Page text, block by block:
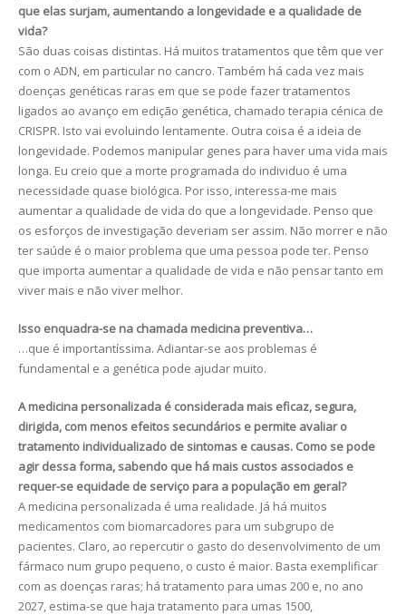
que elas surjam, aumentando a longevidade e a qualidade de
vida?
São duas coisas distintas. Há muitos tratamentos que têm que ver
com o ADN, em particular no cancro. Também há cada vez mais
doenças genéticas raras em que se pode fazer tratamentos
ligados ao avanço em edição genética, chamado terapia cénica de
CRISPR. Isto vai evoluindo lentamente. Outra coisa é a ideia de
longevidade. Podemos manipular genes para haver uma vida mais
longa. Eu creio que a morte programada do individuo é uma
necessidade quase biológica. Por isso, interessa-me mais
aumentar a qualidade de vida do que a longevidade. Penso que
os esforços de investigação deveriam ser assim. Não morrer e não
ter saúde é o maior problema que uma pessoa pode ter. Penso
que importa aumentar a qualidade de vida e não pensar tanto em
viver mais e não viver melhor.
Isso enquadra-se na chamada medicina preventiva…
…que é importantíssima. Adiantar-se aos problemas é
fundamental e a genética pode ajudar muito.
A medicina personalizada é considerada mais eficaz, segura,
dirigida, com menos efeitos secundários e permite avaliar o
tratamento individualizado de sintomas e causas. Como se pode
agir dessa forma, sabendo que há mais custos associados e
requer-se equidade de serviço para a população em geral?
A medicina personalizada é uma realidade. Já há muitos
medicamentos com biomarcadores para um subgrupo de
pacientes. Claro, ao repercutir o gasto do desenvolvimento de um
fármaco num grupo pequeno, o custo é maior. Basta exemplificar
com as doenças raras; há tratamento para umas 200 e, no ano
2027, estima-se que haja tratamento para umas 1500,